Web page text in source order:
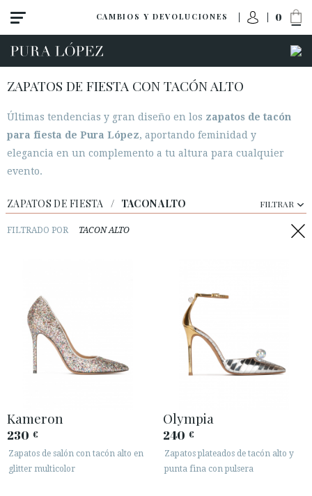
CAMBIOS Y DEVOLUCIONES 0
Tacon medio
ACCESO A MI PEDIDO
ESPAÑOL ENGLISH
ZAPATOS DE FIESTA CON TACÓN ALTO
Últimas tendencias y gran diseño en los zapatos de tacón
para fiesta de Pura López, aportando feminidad y
elegancia en un complemento a tu altura para cualquier
evento.
ZAPATOS DE FIESTA / TACON ALTO FILTRAR
FILTRADO POR TACON ALTO
Kameron
230 €
Zapatos de salón con tacón alto en
glitter multicolor
Olympia
240 €
Zapatos plateados de tacón alto y
punta fina con pulsera